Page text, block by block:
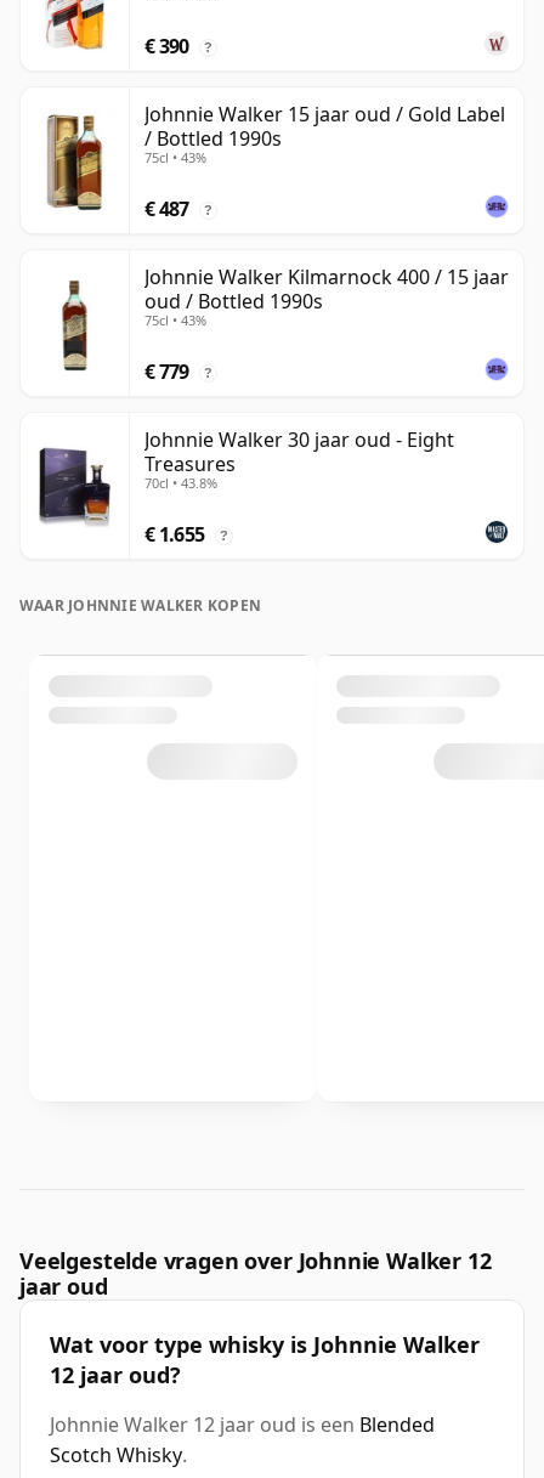
€ 390 ?
Johnnie Walker 15 jaar oud / Gold Label
/ Bottled 1990s
75cl • 43%
€ 487 ?
Johnnie Walker Kilmarnock 400 / 15 jaar
oud / Bottled 1990s
75cl • 43%
€ 779 ?
Johnnie Walker 30 jaar oud - Eight
Treasures
70cl • 43.8%
€ 1.655 ?
WAAR JOHNNIE WALKER KOPEN
Veelgestelde vragen over Johnnie Walker 12
jaar oud
Wat voor type whisky is Johnnie Walker
12 jaar oud?
Johnnie Walker 12 jaar oud is een Blended
Scotch Whisky.